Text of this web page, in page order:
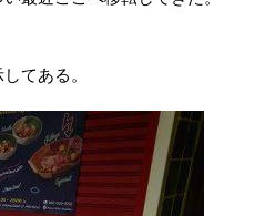
てある。